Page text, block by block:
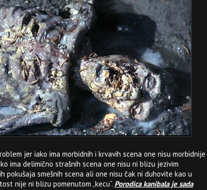
jer iako ima morbidnih i krvavih scena one nisu morbidnije
ima delimično strašnih scena one nisu ni blizu jezivim
pokušaja smešnih scena ali one nisu čak ni duhovite kao u
nije ni blizu pomenutom „kecu“. Porodica kanibala je sada